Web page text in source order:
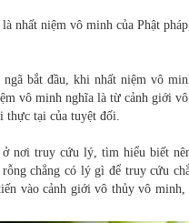
nhất niệm vô minh của Phật
bắt đầu, khi nhất niệm vô
vô minh nghĩa là từ cảnh giới
thực tại của tuyệt đối.
nơi truy cứu lý, tìm hiểu biết
chẳng có lý gì để truy cứu
vào cảnh giới vô thủy vô